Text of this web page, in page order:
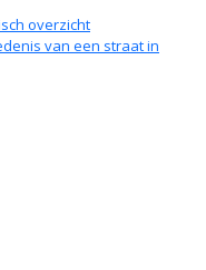
overzicht
van een straat in